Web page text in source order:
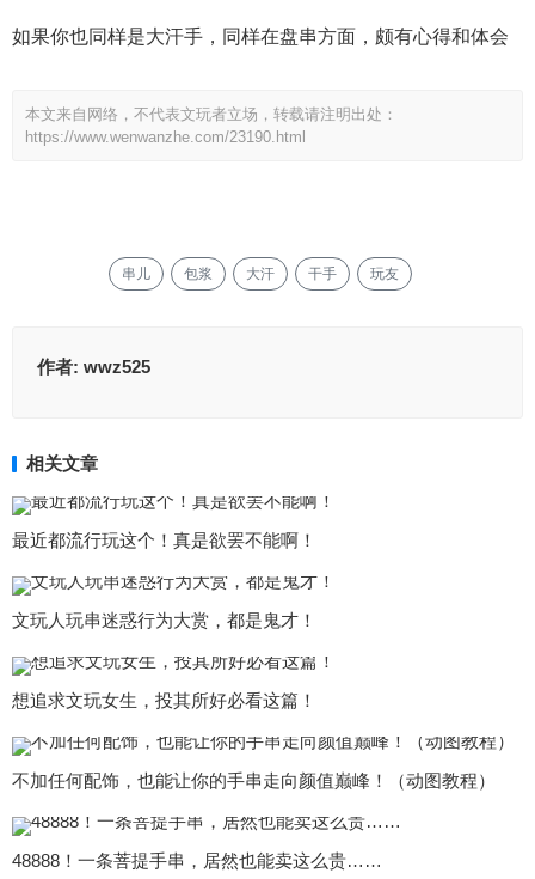
如果你也同样是大汗手，同样在盘串方面，颇有心得和体会
本文来自网络，不代表文玩者立场，转载请注明出处：
https://www.wenwanzhe.com/23190.html
串儿 包浆 大汗 干手 玩友
作者: wwz525
相关文章
最近都流行玩这个！真是欲罢不能啊！
文玩人玩串迷惑行为大赏，都是鬼才！
想追求文玩女生，投其所好必看这篇！
不加任何配饰，也能让你的手串走向颜值巅峰！（动图教程）
48888！一条菩提手串，居然也能卖这么贵……